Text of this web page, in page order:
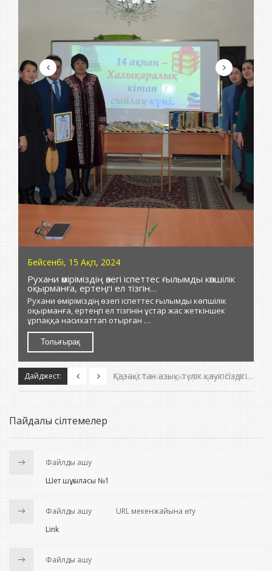
Толығырақ
Бейсенбі, 15 Ақп, 2024
Рухани өміріміздің өзегі іспеттес ғылымды көпшілік
оқырманға, ертеңгі ел тізгін…
Рухани өміріміздің өзегі іспеттес ғылымды көпшілік
оқырманға, ертеңгі ел тізгінін ұстар жас жеткіншек
ұрпаққа насихаттап отырған …
Дайджест: Қазақстан азық-түлік қауіпсіздігі бойынша әлемдік рейтингтегі орнын жақсартты
Пайдалы сілтемелер
Файлды ашу
Шет шұғыласы №1
Файлды ашу
URL мекенжайына өту
Link
Файлды ашу